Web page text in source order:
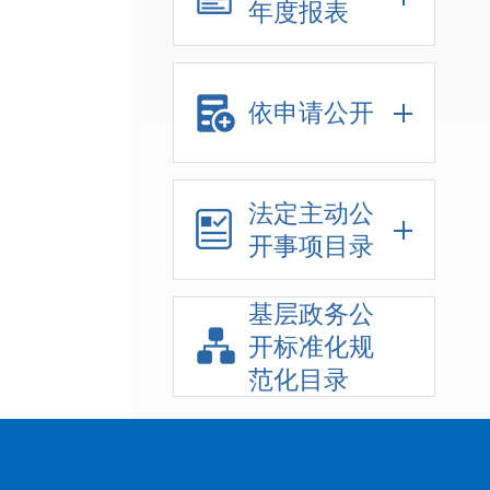
年度报表
依申请公开
法定主动公
开事项目录
基层政务公
开标准化规
范化目录